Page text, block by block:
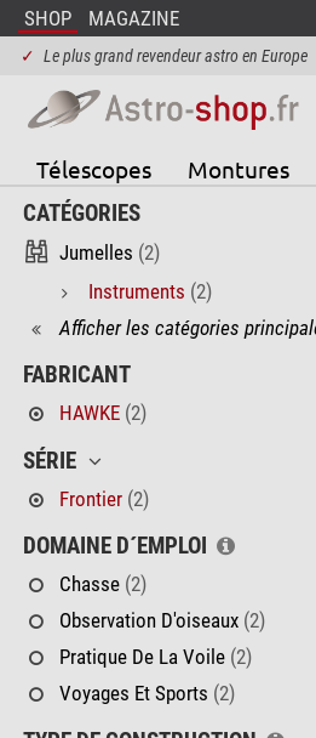
SHOP MAGAZINE
✓ Le plus grand revendeur astro en Europe
Télescopes Montures
CATÉGORIES
Jumelles (2)
Instruments (2)
Afficher les catégories
FABRICANT
HAWKE (2)
SÉRIE
Frontier (2)
DOMAINE D´EMPLOI
Chasse (2)
Observation D'oiseaux (2)
Pratique De La Voile (2)
Voyages Et Sports (2)